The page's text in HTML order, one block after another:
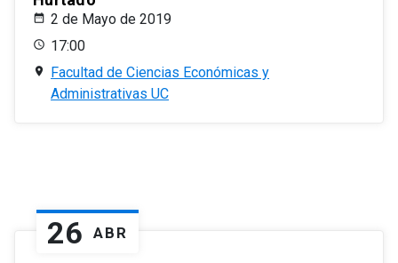
2 de Mayo de 2019
17:00
Facultad de Ciencias Económicas y
Administrativas UC
26 ABR